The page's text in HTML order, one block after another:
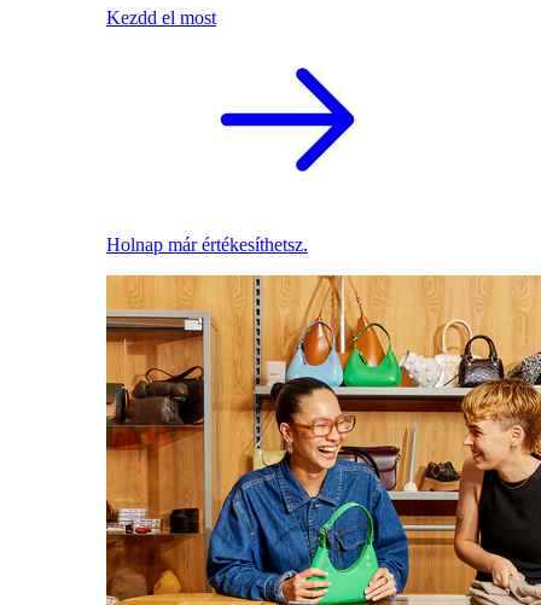
Kezdd el most
Holnap már értékesíthetsz.